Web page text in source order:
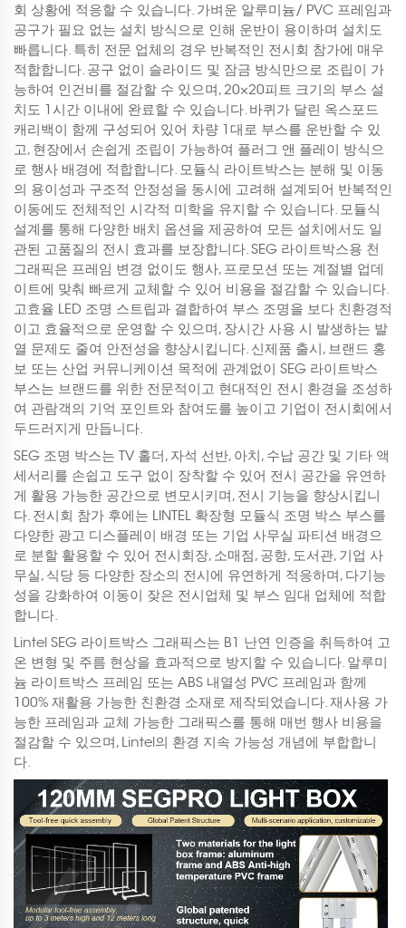
회 상황에 적응할 수 있습니다. 가벼운 알루미늄/ PVC 프레임과
공구가 필요 없는 설치 방식으로 인해 운반이 용이하며 설치도
빠릅니다. 특히 전문 업체의 경우 반복적인 전시회 참가에 매우
적합합니다. 공구 없이 슬라이드 및 잠금 방식만으로 조립이 가
능하여 인건비를 절감할 수 있으며, 20×20피트 크기의 부스 설
치도 1시간 이내에 완료할 수 있습니다. 바퀴가 달린 옥스포드
캐리백이 함께 구성되어 있어 차량 1대로 부스를 운반할 수 있
고, 현장에서 손쉽게 조립이 가능하여 플러그 앤 플레이 방식으
로 행사 배경에 적합합니다. 모듈식 라이트박스는 분해 및 이동
의 용이성과 구조적 안정성을 동시에 고려해 설계되어 반복적인
이동에도 전체적인 시각적 미학을 유지할 수 있습니다. 모듈식
설계를 통해 다양한 배치 옵션을 제공하여 모든 설치에서도 일
관된 고품질의 전시 효과를 보장합니다. SEG 라이트박스용 천
그래픽은 프레임 변경 없이도 행사, 프로모션 또는 계절별 업데
이트에 맞춰 빠르게 교체할 수 있어 비용을 절감할 수 있습니다.
고효율 LED 조명 스트립과 결합하여 부스 조명을 보다 친환경적
이고 효율적으로 운영할 수 있으며, 장시간 사용 시 발생하는 발
열 문제도 줄여 안전성을 향상시킵니다. 신제품 출시, 브랜드 홍
보 또는 산업 커뮤니케이션 목적에 관계없이 SEG 라이트박스
부스는 브랜드를 위한 전문적이고 현대적인 전시 환경을 조성하
여 관람객의 기억 포인트와 참여도를 높이고 기업이 전시회에서
두드러지게 만듭니다.
SEG 조명 박스는 TV 홀더, 자석 선반, 아치, 수납 공간 및 기타 액
세서리를 손쉽고 도구 없이 장착할 수 있어 전시 공간을 유연하
게 활용 가능한 공간으로 변모시키며, 전시 기능을 향상시킵니
다. 전시회 참가 후에는 LINTEL 확장형 모듈식 조명 박스 부스를
다양한 광고 디스플레이 배경 또는 기업 사무실 파티션 배경으
로 분할 활용할 수 있어 전시회장, 소매점, 공항, 도서관, 기업 사
무실, 식당 등 다양한 장소의 전시에 유연하게 적응하며, 다기능
성을 강화하여 이동이 잦은 전시업체 및 부스 임대 업체에 적합
합니다.
Lintel SEG 라이트박스 그래픽스는 B1 난연 인증을 취득하여 고
온 변형 및 주름 현상을 효과적으로 방지할 수 있습니다. 알루미
늄 라이트박스 프레임 또는 ABS 내열성 PVC 프레임과 함께
100% 재활용 가능한 친환경 소재로 제작되었습니다. 재사용 가
능한 프레임과 교체 가능한 그래픽스를 통해 매번 행사 비용을
절감할 수 있으며, Lintel의 환경 지속 가능성 개념에 부합합니
다.